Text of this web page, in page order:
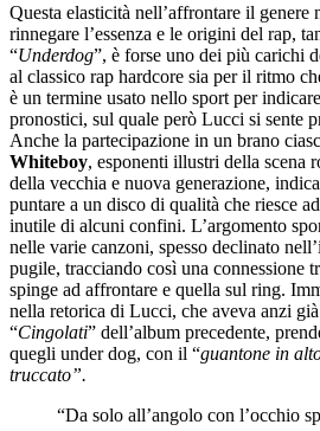
Questa elasticità nell’affrontare il
rinnegare l’essenza e le origini del rap,
“Underdog”, è forse uno dei più carichi
al classico rap hardcore sia per il ritmo
è un termine usato nello sport per
pronostici, sul quale però Lucci si sente
Anche la partecipazione in un brano
Whiteboy, esponenti illustri della scena
della vecchia e nuova generazione,
puntare a un disco di qualità che riesce
inutile di alcuni confini. L’argomento
nelle varie canzoni, spesso declinato
pugile, tracciando così una connessione
spinge ad affrontare e quella sul ring.
nella retorica di Lucci, che aveva anzi
“Cingolati” dell’album precedente,
quegli under dog, con il “guantone in
truccato”.
“Da solo all’angolo con l’occhio